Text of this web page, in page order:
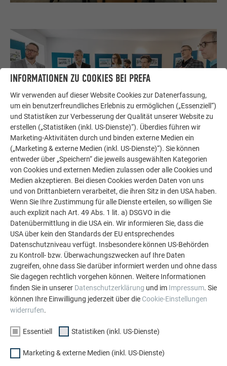
INFORMATIONEN ZU COOKIES BEI PREFA
Wir verwenden auf dieser Website Cookies zur Datenerfassung,
um ein benutzerfreundliches Erlebnis zu ermöglichen („Essenziell“)
und Statistiken zur Verbesserung der Qualität unserer Website zu
erstellen („Statistiken (inkl. US-Dienste)“). Überdies führen wir
Marketing-Aktivitäten durch und binden externe Medien ein
(„Marketing & externe Medien (inkl. US-Dienste)“). Sie können
entweder über „Speichern“ die jeweils ausgewählten Kategorien
von Cookies und externen Medien zulassen oder alle Cookies und
Medien akzeptieren. Bei diesen Cookies werden Daten von uns
und von Drittanbietern verarbeitet, die ihren Sitz in den USA haben.
Wenn Sie Ihre Zustimmung für alle Dienste erteilen, so willigen Sie
auch explizit nach Art. 49 Abs. 1 lit. a) DSGVO in die
Datenübermittlung in die USA ein. Wir informieren Sie, dass die
USA über kein den Standards der EU entsprechendes
Datenschutzniveau verfügt. Insbesondere können US-Behörden
zu Kontroll- bzw. Überwachungszwecken auf Ihre Daten
zugreifen, ohne dass Sie darüber informiert werden und ohne dass
Sie dagegen rechtlich vorgehen können. Weitere Informationen
finden Sie in unserer Datenschutzerklärung und im Impressum. Sie
können Ihre Einwilligung jederzeit über die Cookie-Einstellungen
widerrufen.
Essentiell Statistiken (inkl. US-Dienste)
Marketing & externe Medien (inkl. US-Dienste)